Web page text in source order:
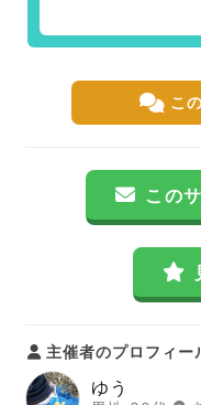
こ
この
主催者のプロフィー
ゆう